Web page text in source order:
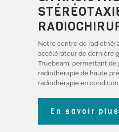
Notre centre de
accélérateur de dernière
Truebeam, permettant de
radiothérapie de haute
radiothérapie en
En savoir plus